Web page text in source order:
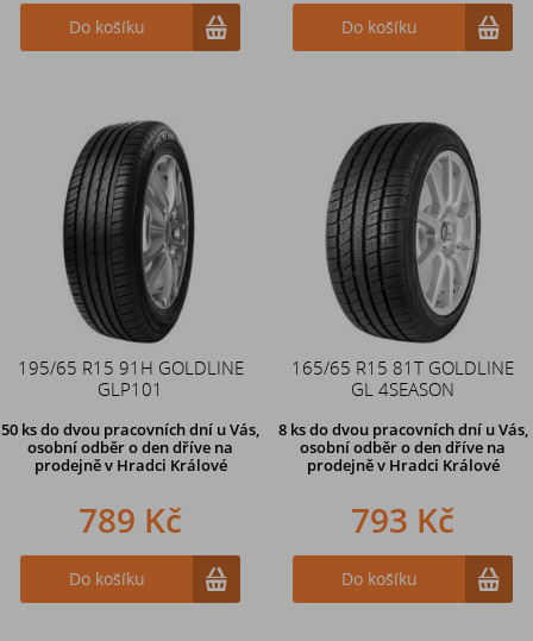
Do košíku Do košíku
195/65 R15 91H GOLDLINE
GLP101
50 ksdo dvou pracovních dní u Vás,
osobní odběr o den dříve na
prodejně v Hradci Králové
789 Kč
Do košíku
165/65 R15 81T GOLDLINE
GL 4SEASON
8 ks do dvou pracovních dní u Vás,
osobní odběr o den dříve na
prodejně v Hradci Králové
793 Kč
Do košíku